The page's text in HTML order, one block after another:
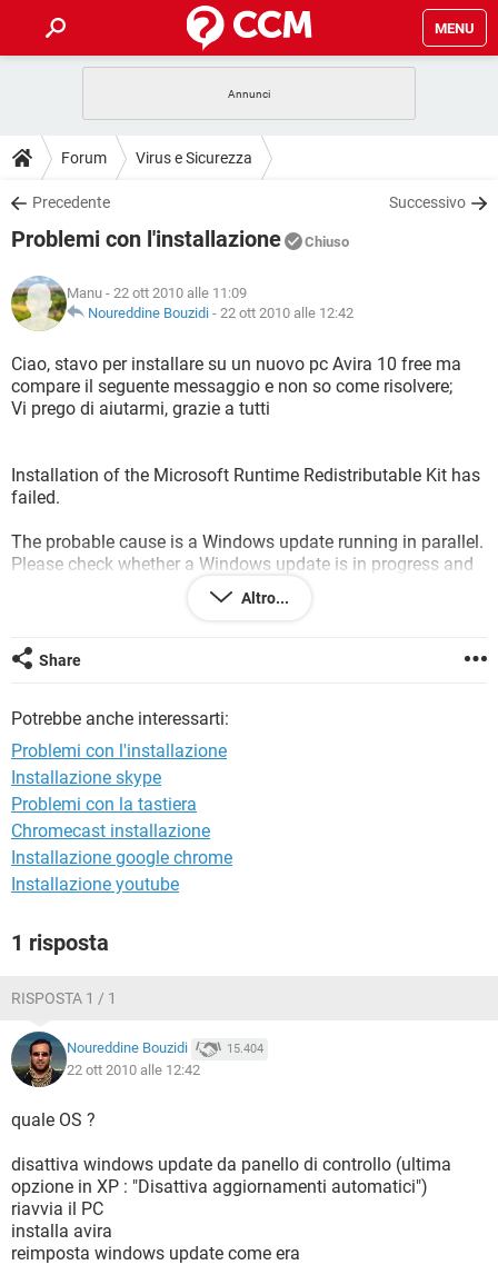
MENU
INTRATTENIMENTO ANDROID
iOS
INSTAGRAM WHATSAPP
TIKTOK
HARDWARE
GUIDE
COVID-19
INSTAGRAM
TIKTOK
HARDWARE
DOWNLOAD
COVID-19 GAMING
INTRATTENIMENTO
iOS WINDOWS 10
INSTAGRAM
TIKTOK FACEBOOK
COVID-19
INTRATTENIMENTO
iOS WINDOWS 10
INSTAGRAM
HARDWARE
GLOSSARIO
COVID-19
INTRATTENIMENTO ANDROID
INSTAGRAM WHATSAPP
TIKTOK
HARDWARE
Forum Virus e Sicurezza
Precedente Successivo
Problemi con l'installazione Chiuso
Manu - 22 ott 2010 alle 11:09
Noureddine Bouzidi - 22 ott 2010 alle 12:42
Ciao, stavo per installare su un nuovo pc Avira 10 free ma
compare il seguente messaggio e non so come risolvere;
Vi prego di aiutarmi, grazie a tutti
Installation of the Microsoft Runtime Redistributable Kit has
failed.
The probable cause is a Windows update running in parallel.
Please check whether a Windows update is in progress and
run Avira Antivir Personal - Free Antivirus setup again a little
If the installation fails again, please contact Avira Support.
--------------------------------------------------------------------------------
Altro...
Share
Potrebbe anche interessarti:
Problemi con l'installazione
Installazione skype
Problemi con la tastiera
Chromecast installazione
Installazione google chrome
Installazione youtube
1 risposta
RISPOSTA 1 / 1
Noureddine Bouzidi 15.404
22 ott 2010 alle 12:42
quale OS ?
disattiva windows update da panello di controllo (ultima
opzione in XP : "Disattiva aggiornamenti automatici")
riavvia il PC
installa avira
reimposta windows update come era